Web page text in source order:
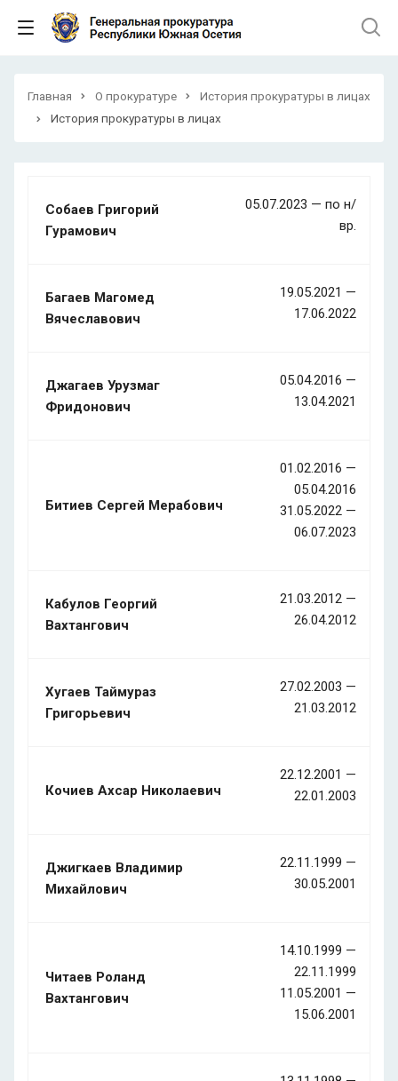
Главная О прокуратуре
История прокуратуры в лицах
История прокуратуры в лицах
Собаев Григорий
Гурамович
05.07.2023 — по н/
вр.
Багаев Магомед
Вячеславович
19.05.2021 —
17.06.2022
Джагаев Урузмаг
Фридонович
05.04.2016 —
13.04.2021
Битиев Сергей Мерабович
01.02.2016 —
05.04.2016
31.05.2022 —
06.07.2023
Кабулов Георгий
Вахтангович
21.03.2012 —
26.04.2012
Хугаев Таймураз
Григорьевич
27.02.2003 —
21.03.2012
Кочиев Ахсар Николаевич
22.12.2001 —
22.01.2003
Джигкаев Владимир
Михайлович
22.11.1999 —
30.05.2001
Читаев Роланд
Вахтангович
14.10.1999 —
22.11.1999
11.05.2001 —
15.06.2001